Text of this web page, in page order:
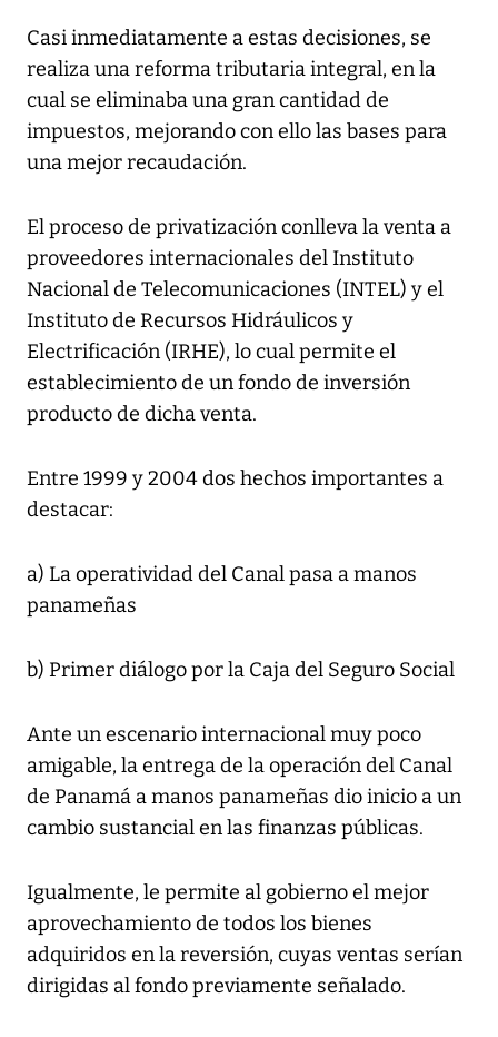
Casi inmediatamente a estas decisiones, se
realiza una reforma tributaria integral, en la
cual se eliminaba una gran cantidad de
impuestos, mejorando con ello las bases para
una mejor recaudación.
El proceso de privatización conlleva la venta a
proveedores internacionales del Instituto
Nacional de Telecomunicaciones (INTEL) y el
Instituto de Recursos Hidráulicos y
Electrificación (IRHE), lo cual permite el
establecimiento de un fondo de inversión
producto de dicha venta.
Entre 1999 y 2004 dos hechos importantes a
destacar:
a) La operatividad del Canal pasa a manos
panameñas
b) Primer diálogo por la Caja del Seguro Social
Ante un escenario internacional muy poco
amigable, la entrega de la operación del Canal
de Panamá a manos panameñas dio inicio a un
cambio sustancial en las finanzas públicas.
Igualmente, le permite al gobierno el mejor
aprovechamiento de todos los bienes
adquiridos en la reversión, cuyas ventas serían
dirigidas al fondo previamente señalado.